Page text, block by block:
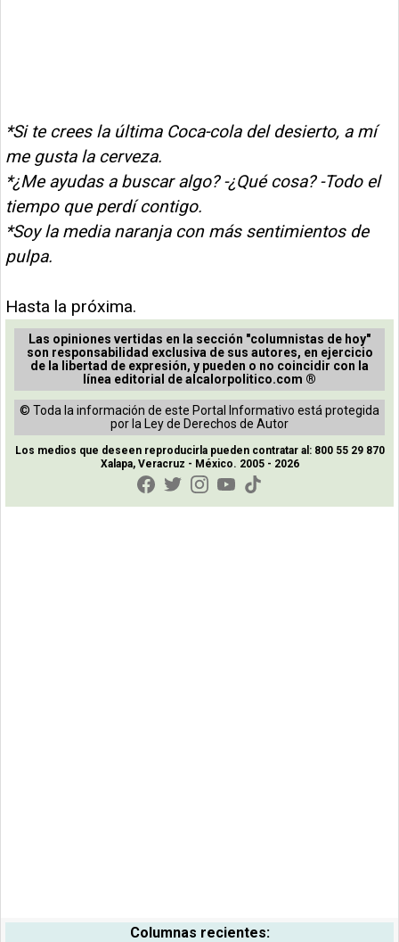
*Si te crees la última Coca-cola del desierto, a mí
me gusta la cerveza.
*¿Me ayudas a buscar algo? -¿Qué cosa? -Todo el
tiempo que perdí contigo.
*Soy la media naranja con más sentimientos de
pulpa.
Hasta la próxima.
Las opiniones vertidas en la sección "columnistas de hoy"
son responsabilidad exclusiva de sus autores, en ejercicio
de la libertad de expresión, y pueden o no coincidir con la
línea editorial de alcalorpolitico.com ®
© Toda la información de este Portal Informativo está protegida
por la Ley de Derechos de Autor
Los medios que deseen reproducirla pueden contratar al: 800 55 29 870
Xalapa, Veracruz - México. 2005 - 2026
Columnas recientes: